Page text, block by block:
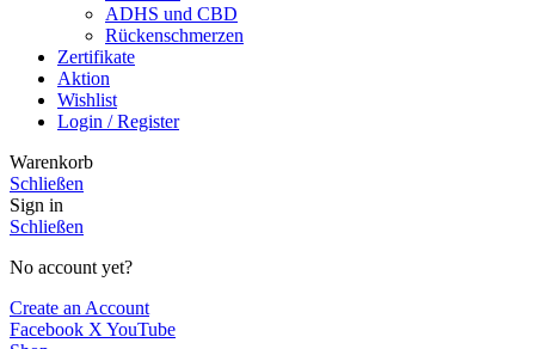
ADHS und CBD
Rückenschmerzen
Zertifikate
Aktion
Wishlist
Login / Register
Warenkorb
Schließen
Sign in
Schließen
No account yet?
Create an Account
Facebook X YouTube